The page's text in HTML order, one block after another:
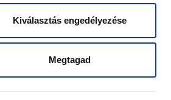
Kiválasztás engedélyezése
Megtagad